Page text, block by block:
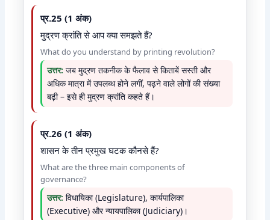
प्र.25 (1 अंक)
मुद्रण क्रांति से आप क्या समझते हैं?
What do you understand by printing revolution?
उत्तर: जब मुद्रण तकनीक के फैलाव से किताबें सस्ती और
अधिक मात्रा में उपलब्ध होने लगीं, पढ़ने वाले लोगों की संख्या
बढ़ी – इसे ही मुद्रण क्रांति कहते हैं।
प्र.26 (1 अंक)
शासन के तीन प्रमुख घटक कौनसे हैं?
What are the three main components of
governance?
उत्तर: विधायिका (Legislature), कार्यपालिका
(Executive) और न्यायपालिका (Judiciary)।